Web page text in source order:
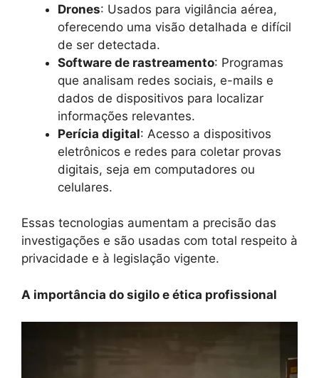
Drones: Usados para vigilância aérea,
oferecendo uma visão detalhada e difícil
de ser detectada.
Software de rastreamento: Programas
que analisam redes sociais, e-mails e
dados de dispositivos para localizar
informações relevantes.
Perícia digital: Acesso a dispositivos
eletrônicos e redes para coletar provas
digitais, seja em computadores ou
celulares.
Essas tecnologias aumentam a precisão das
investigações e são usadas com total respeito à
privacidade e à legislação vigente.
A importância do sigilo e ética profissional